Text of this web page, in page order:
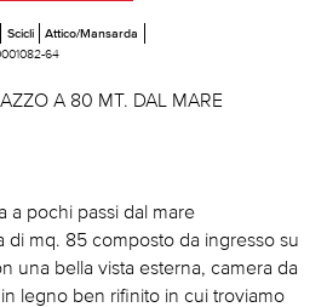
Scicli
Attico/Mansarda
64
A 80 MT. DAL MARE
a pochi passi dal mare
di mq. 85 composto da ingresso su
una bella vista esterna, camera da
legno ben rifinito in cui troviamo